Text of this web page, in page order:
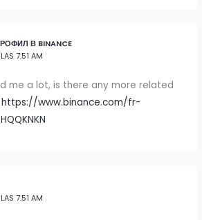
В BINANCE
7:51 AM
me a lot, is there any more related
https://www.binance.com/fr-
7:51 AM